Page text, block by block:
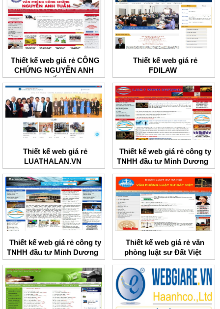
Thiết kế web giá rẻ CÔNG
CHỨNG NGUYỄN ANH
TUẤN
Thiết kế web giá rẻ
FDILAW
Thiết kế web giá rẻ
LUATHALAN.VN
Thiết kế web giá rẻ công ty
TNHH đầu tư Minh Dương
Thiết kế web giá rẻ công ty
TNHH đầu tư Minh Dương
Thiết kế web giá rẻ văn
phòng luật sư Đất Việt